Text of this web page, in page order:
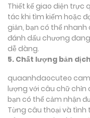
Thiết kế giao diện trực
tác khi tìm kiếm hoặc
giản, bạn có thể
đánh dấu chương
dễ dàng.
5. Chất lượng bản
quaanhdaocuteo
lượng với câu chữ chỉn
bạn có thể cảm nhận
Từng câu thoại và tình